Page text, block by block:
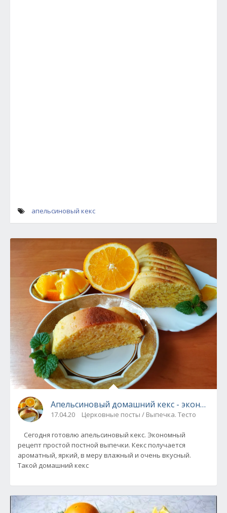
апельсиновый кекс
Апельсиновый домашний кекс - экономная
17.04.20 Церковные посты / Выпечка. Тесто
Сегодня готовлю апельсиновый кекс. Экономный
рецепт простой постной выпечки. Кекс получается
ароматный, яркий, в меру влажный и очень вкусный.
Такой домашний кекс